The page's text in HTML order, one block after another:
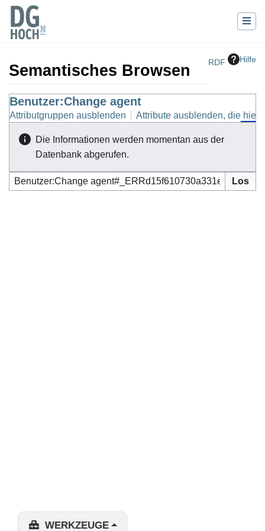
RDF Hilfe
Semantisches Browsen
Wechseln zu:Navigation ,Suche
Benutzer:Change agent
Attributgruppen ausblenden Attribute ausblenden, die
Die Informationen werden momentan aus der
Datenbank abgerufen.
WERKZEUGE